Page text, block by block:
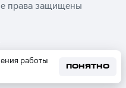
работы
ПОНЯТНО
права защищены